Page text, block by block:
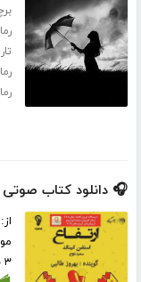
🎧 دانلود کتاب صوتی
از:
۳ ساعت و ۵۸ دقیقه